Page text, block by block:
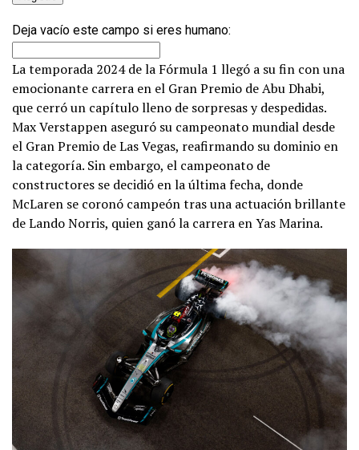
Deja vacío este campo si eres humano:
La temporada 2024 de la Fórmula 1 llegó a su fin con una
emocionante carrera en el Gran Premio de Abu Dhabi,
que cerró un capítulo lleno de sorpresas y despedidas.
Max Verstappen aseguró su campeonato mundial desde
el Gran Premio de Las Vegas, reafirmando su dominio en
la categoría. Sin embargo, el campeonato de
constructores se decidió en la última fecha, donde
McLaren se coronó campeón tras una actuación brillante
de Lando Norris, quien ganó la carrera en Yas Marina.